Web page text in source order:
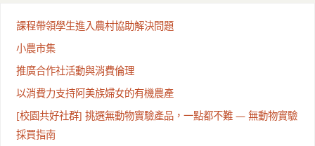
課程帶領學生進入農村協助解決問題
小農市集
推廣合作社活動與消費倫理
以消費力支持阿美族婦女的有機農產
[校園共好社群] 挑選無動物實驗產品，一點都不難 — 無動物實驗
採買指南